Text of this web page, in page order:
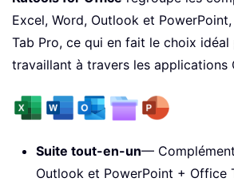
Excel, Word, Outlook et
Tab Pro, ce qui en fait le choix idéal
travaillant à travers les applications
Suite tout-en-un—
Outlook et PowerPoint + Office